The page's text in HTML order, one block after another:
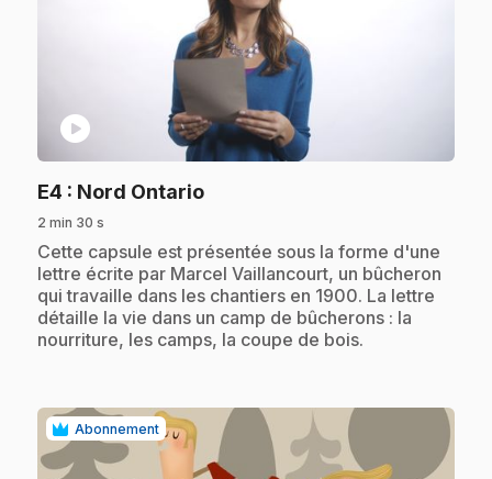
play_circle
E4 : Nord Ontario.
2 min 30 s
.Cette capsule est présentée sous la forme d'une
lettre écrite par Marcel Vaillancourt, un bûcheron
qui travaille dans les chantiers en 1900. La lettre
détaille la vie dans un camp de bûcherons : la
nourriture, les camps, la coupe de bois.
Abonnement